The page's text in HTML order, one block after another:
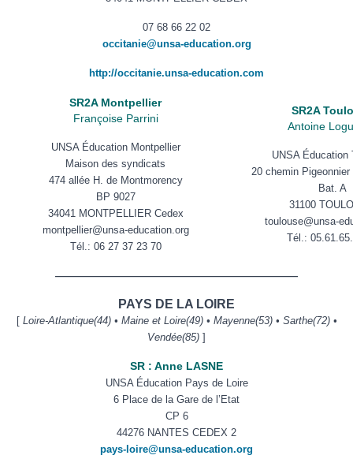
07 68 66 22 02
occitanie@unsa-education.org
http://occitanie.unsa-education.com
SR2A Montpellier
Françoise Parrini
UNSA Éducation Montpellier
Maison des syndicats
474 allée H. de Montmorency
BP 9027
34041 MONTPELLIER Cedex
montpellier@unsa-education.org
Tél.: 06 27 37 23 70
SR2A
Antoine
UNSA Éducation
20 chemin Pigeonnier
Bat. A
31100
toulouse@unsa-
Tél.:
——————————————————————
PAYS DE LA LOIRE
[ Loire-Atlantique(44) • Maine et Loire(49) • Mayenne(53) • Sarthe(72) •
Vendée(85) ]
SR : Anne LASNE
UNSA Éducation Pays de Loire
6 Place de la Gare de l’Etat
CP 6
44276 NANTES CEDEX 2
pays-loire@unsa-education.org